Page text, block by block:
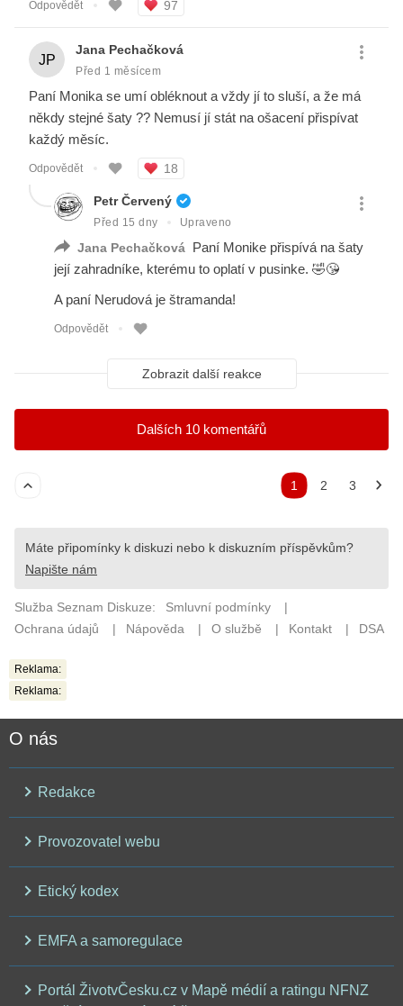
Reklama:
Reklama:
O nás
Redakce
Provozovatel webu
Etický kodex
EMFA a samoregulace
Portál ŽivotvČesku.cz v Mapě médií a ratingu NFNZ